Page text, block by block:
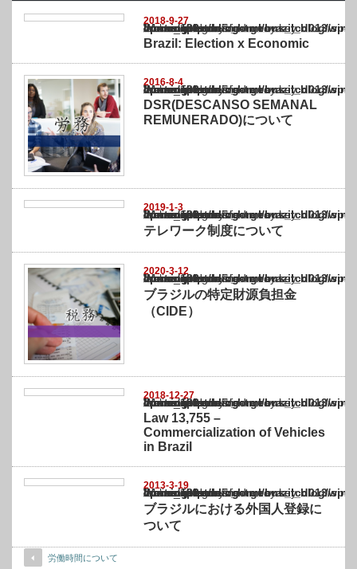
2018-9-27
Warning
: Undefined array key "show_category" in
/home/netst/kuno-cpa.co.jp/public_html/brazil_blog/wp-content/themes/
on line183
Brazil: Election x Economic
2016-8-4
Warning
: Undefined array key "show_category" in
/home/netst/kuno-cpa.co.jp/public_html/brazil_blog/wp-content/themes/
on line183
DSR(DESCANSO SEMANAL
REMUNERADO)について
2019-1-3
Warning
: Undefined array key "show_category" in
/home/netst/kuno-cpa.co.jp/public_html/brazil_blog/wp-content/themes/
on line183
テレワーク制度について
2020-3-12
Warning
: Undefined array key "show_category" in
/home/netst/kuno-cpa.co.jp/public_html/brazil_blog/wp-content/themes/
on line183
ブラジルの特定財源負担金
（CIDE）
2018-12-27
Warning
: Undefined array key "show_category" in
/home/netst/kuno-cpa.co.jp/public_html/brazil_blog/wp-content/themes/
on line183
Law 13,755 –
Commercialization of Vehicles
in Brazil
2013-3-19
Warning
: Undefined array key "show_category" in
/home/netst/kuno-cpa.co.jp/public_html/brazil_blog/wp-content/themes/
on line183
ブラジルにおける外国人登録に
ついて
労働時間について